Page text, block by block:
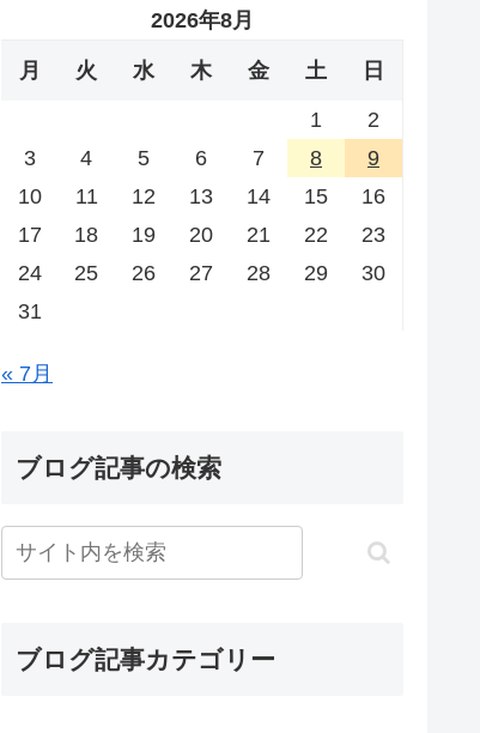
2026年8月
月 火 水 木 金 土 日
1
2
3
4 5 6 7 8
9
10
11 12 13 14 15
16
17
18 19 20 21 22
23
24
25 26 27 28 29
30
31
« 7月
ブログ記事の検索
ブログ記事カテゴリー